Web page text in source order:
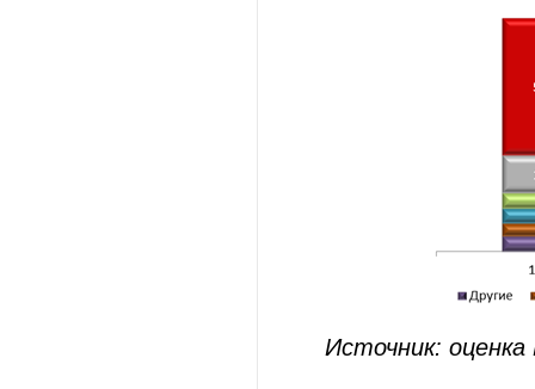
Источник: